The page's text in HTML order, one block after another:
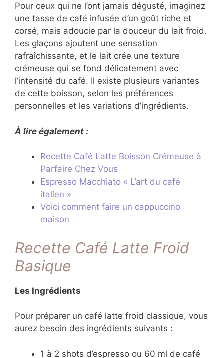
Pour ceux qui ne l’ont jamais dégusté, imaginez
une tasse de café infusée d’un goût riche et
corsé, mais adoucie par la douceur du lait froid.
Les glaçons ajoutent une sensation
rafraîchissante, et le lait crée une texture
crémeuse qui se fond délicatement avec
l’intensité du café. Il existe plusieurs variantes
de cette boisson, selon les préférences
personnelles et les variations d’ingrédients.
À lire également :
Recette Café Latte Boisson Crémeuse à
Parfaire Chez Vous
Espresso Macchiato « L’art du café
italien »
Voici comment faire un cappuccino
maison
Recette Café Latte Froid
Basique
Les Ingrédients
Pour préparer un café latte froid classique, vous
aurez besoin des ingrédients suivants :
1 à 2 shots d’espresso ou 60 ml de café